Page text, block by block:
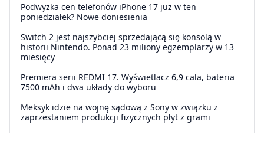
Podwyżka cen telefonów iPhone 17 już w ten
poniedziałek? Nowe doniesienia
Switch 2 jest najszybciej sprzedającą się konsolą w
historii Nintendo. Ponad 23 miliony egzemplarzy w 13
miesięcy
Premiera serii REDMI 17. Wyświetlacz 6,9 cala, bateria
7500 mAh i dwa układy do wyboru
Meksyk idzie na wojnę sądową z Sony w związku z
zaprzestaniem produkcji fizycznych płyt z grami